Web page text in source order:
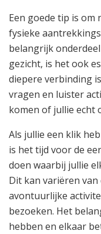
Een goede tip is om
fysieke
belangrijk
gezicht, is het ook
diepere verbinding
vragen en luister
komen of jullie echt
Als jullie een klik
is het tijd voor de
doen waarbij jullie
Dit kan variëren
avontuurlijke
bezoeken. Het
hebben en elkaar